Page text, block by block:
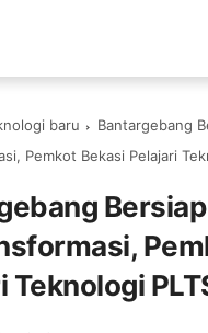
baru
Bantargebang
Pemkot Bekasi Pelajari
Bersiap
Teknologi